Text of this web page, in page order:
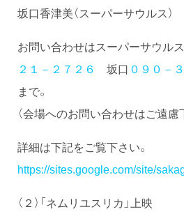
坂口香津美（スーパーサウルス）
お問い合わせはスーパーサウル
２１－２７２６
坂口 ０９０－
まで。
（会場へのお問い合わせはご遠慮
詳細は下記をご覧下さい。
https://sites.google.com/site/
（２）「ネムリユスリカ」上映